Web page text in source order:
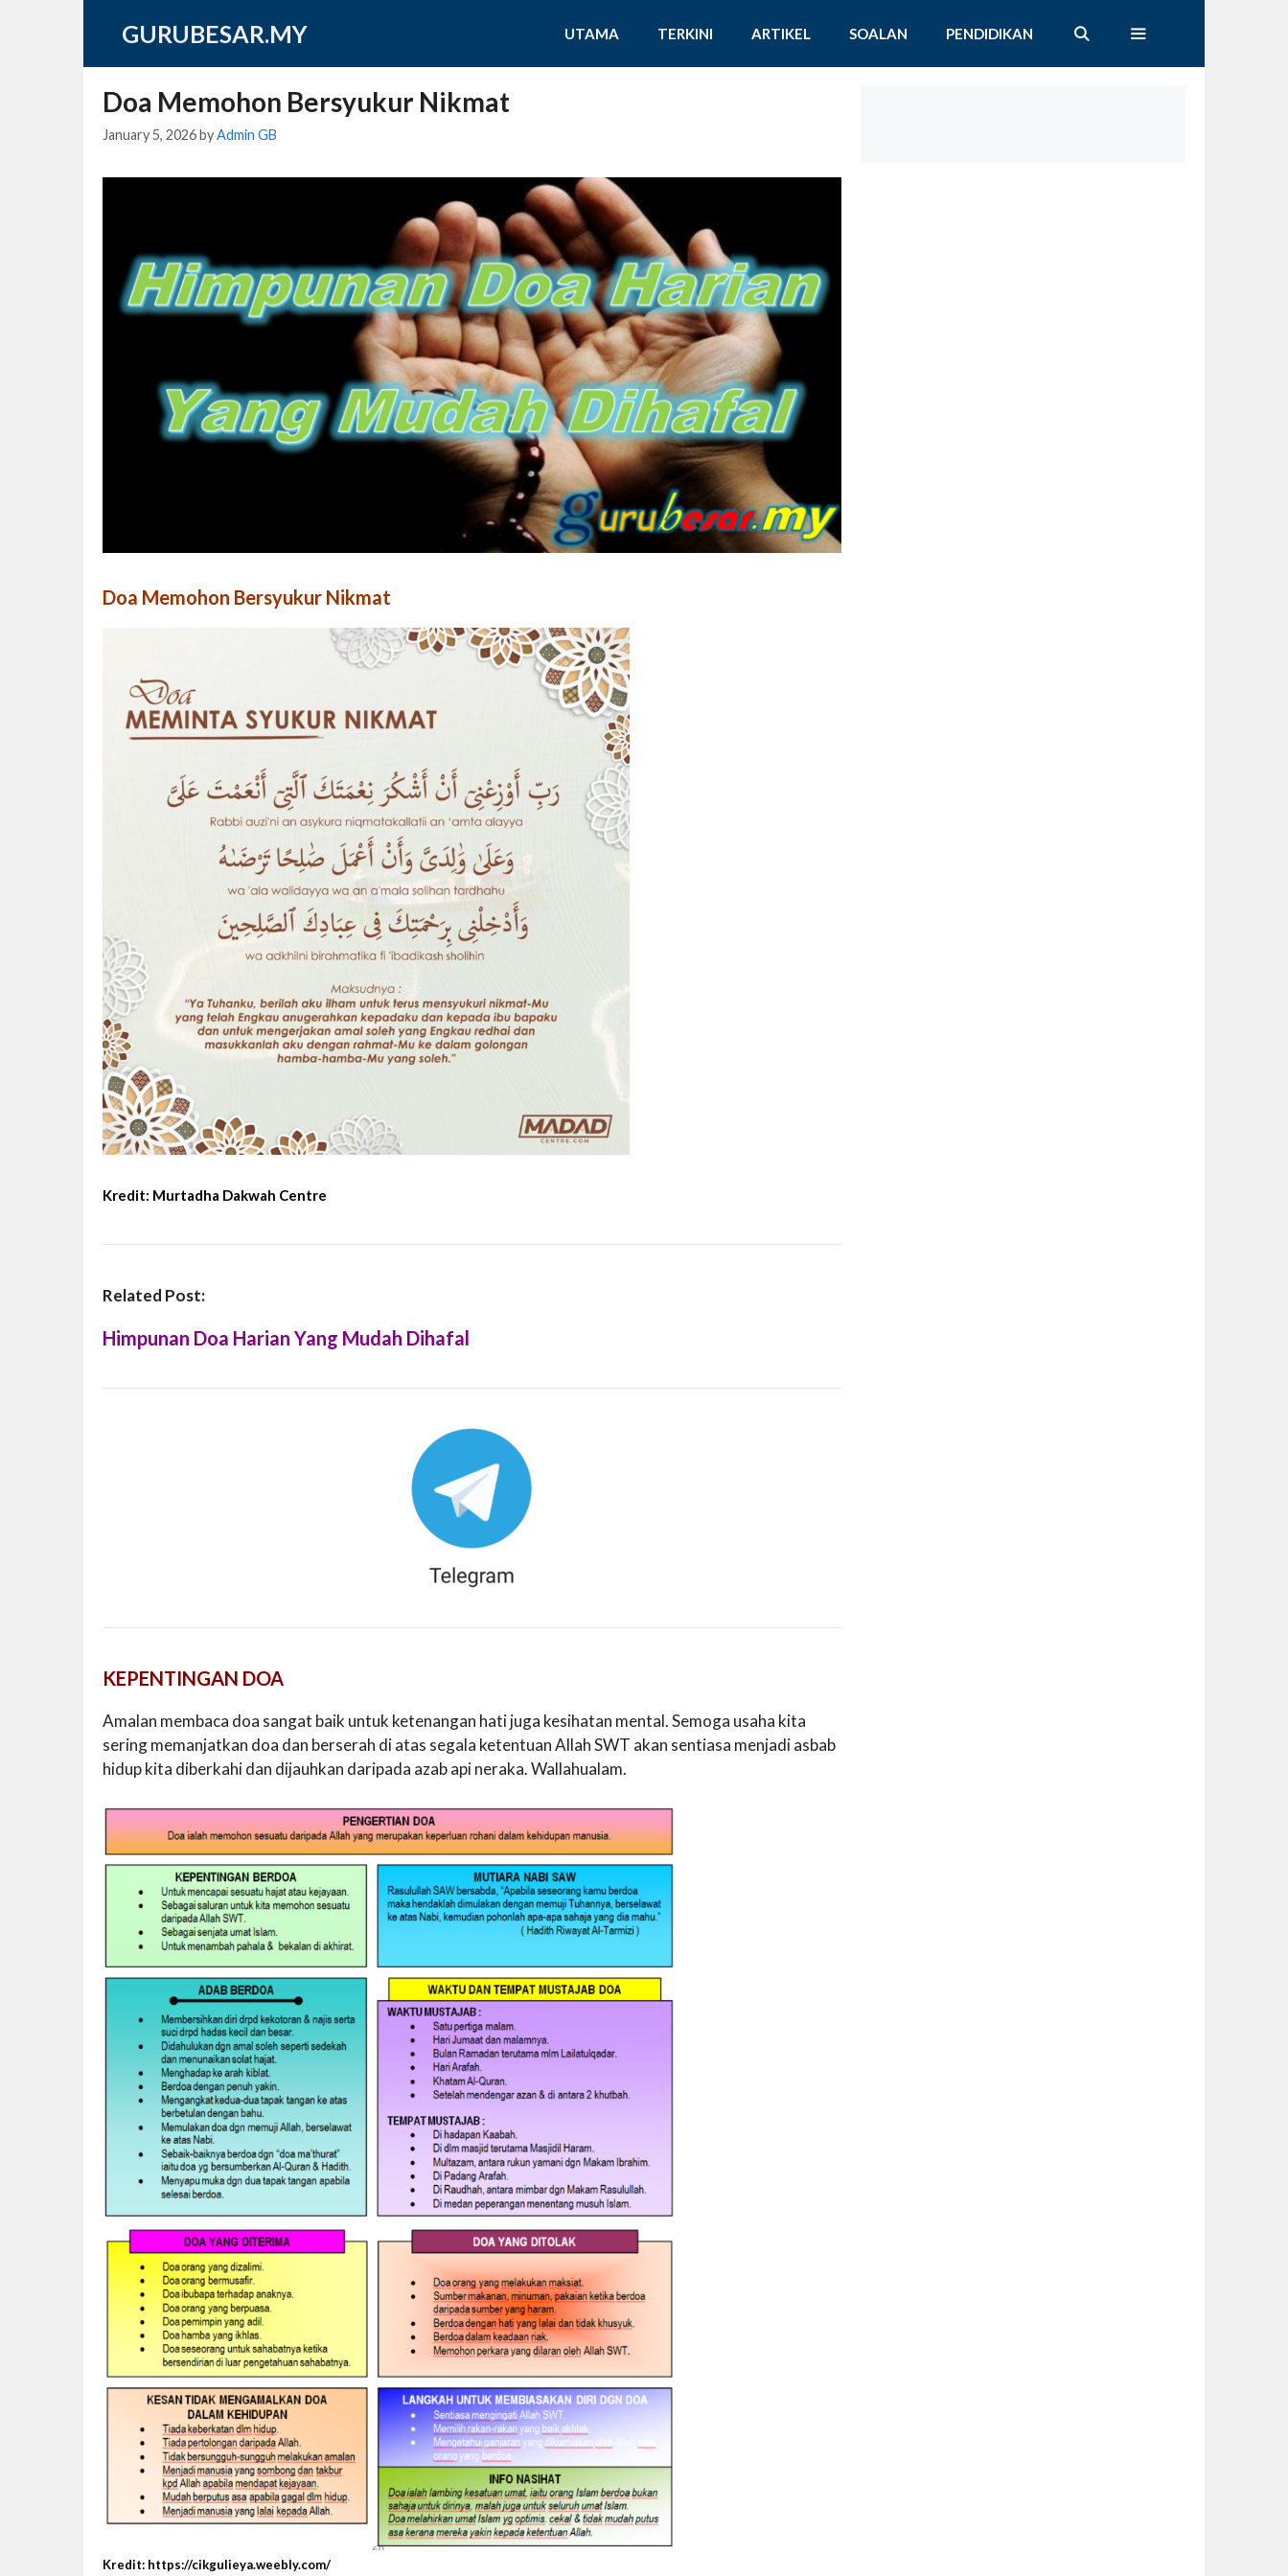
GURUBESAR.MY UTAMA TERKINI ARTIKEL SOALAN PENDIDIKAN
Doa Memohon Bersyukur Nikmat
January 5, 2026byAdmin GB
Doa Memohon Bersyukur Nikmat
Kredit: Murtadha Dakwah Centre
Related Post:
Himpunan Doa Harian Yang Mudah Dihafal
KEPENTINGAN DOA
Amalan membaca doa sangat baik untuk ketenangan hati juga kesihatan mental. Semoga usaha kita
sering memanjatkan doa dan berserah di atas segala ketentuan Allah SWT akan sentiasa menjadi asbab
hidup kita diberkahi dan dijauhkan daripada azab api neraka. Wallahualam.
Kredit: https://cikgulieya.weebly.com/